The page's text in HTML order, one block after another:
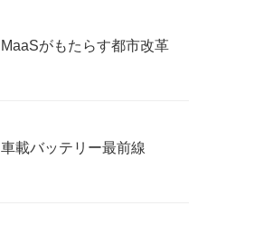
MaaSがもたらす都市改革
車載バッテリー最前線